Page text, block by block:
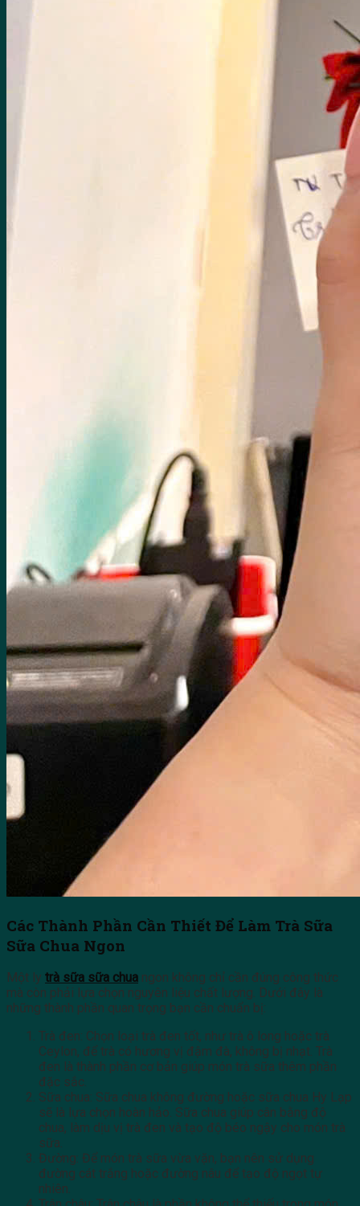
Các Thành Phần Cần Thiết Để Làm Trà Sữa
Sữa Chua Ngon
Một ly trà sữa sữa chua ngon không chỉ cần đúng công thức
mà còn phải lựa chọn nguyên liệu chất lượng. Dưới đây là
những thành phần quan trọng bạn cần chuẩn bị:
Trà đen: Chọn loại trà đen tốt, như trà ô long hoặc trà
Ceylon, để trà có hương vị đậm đà, không bị nhạt. Trà
đen là thành phần cơ bản giúp món trà sữa thêm phần
đặc sắc.
Sữa chua: Sữa chua không đường hoặc sữa chua Hy Lạp
sẽ là lựa chọn hoàn hảo. Sữa chua giúp cân bằng độ
chua, làm dịu vị trà đen và tạo độ béo ngậy cho món trà
sữa.
Đường: Để món trà sữa vừa vặn, bạn nên sử dụng
đường cát trắng hoặc đường nâu để tạo độ ngọt tự
nhiên.